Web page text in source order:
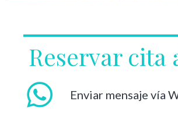
Reservar cita
Enviar mensaje vía